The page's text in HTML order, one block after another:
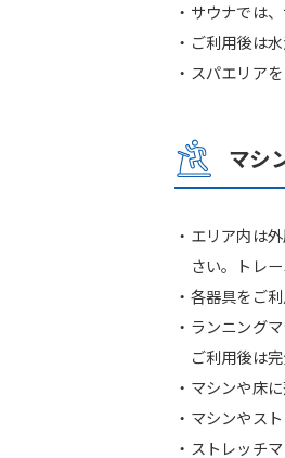
・サウナでは
・ご利用後は
・スパエリア
マシ
・エリア内は
さい。トレ
・各器具をご
・ランニング
ご利用後は
・マシンや床
・マシンやス
・ストレッチ